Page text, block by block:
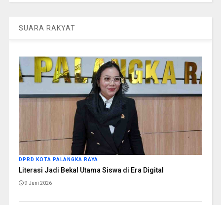
SUARA RAKYAT
DPRD KOTA PALANGKA RAYA
Literasi Jadi Bekal Utama Siswa di Era Digital
9 Juni 2026